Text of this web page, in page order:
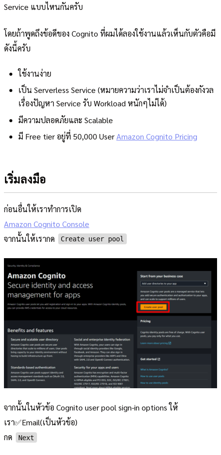
Service แบบไหนกันครับ
โดยถ้าพูดถึงข้อดีของ Cognito ที่ผมได้ลองใช้งานแล้วเห็นกับตัวคือมี
ดังนี้ครับ
ใช้งานง่าย
เป็น Serverless Service (หมายความว่าเราไม่จำเป็นต้องกังวล
เรื่องปัญหา Service รับ Workload หนักๆไม่ได้)
มีความปลอดภัยและ Scalable
มี Free tier อยู่ที่ 50,000 UserAmazon Cognito Pricing
เริ่มลงมือ
ก่อนอื่นให้เราทำการเปิด
Amazon Cognito Console
จากนั้นให้เรากด
Create user pool
จากนั้นในหัวข้อ Cognito user pool sign-in options ให้
เรา✅Email(เป็นหัวข้อ)
กด
Next